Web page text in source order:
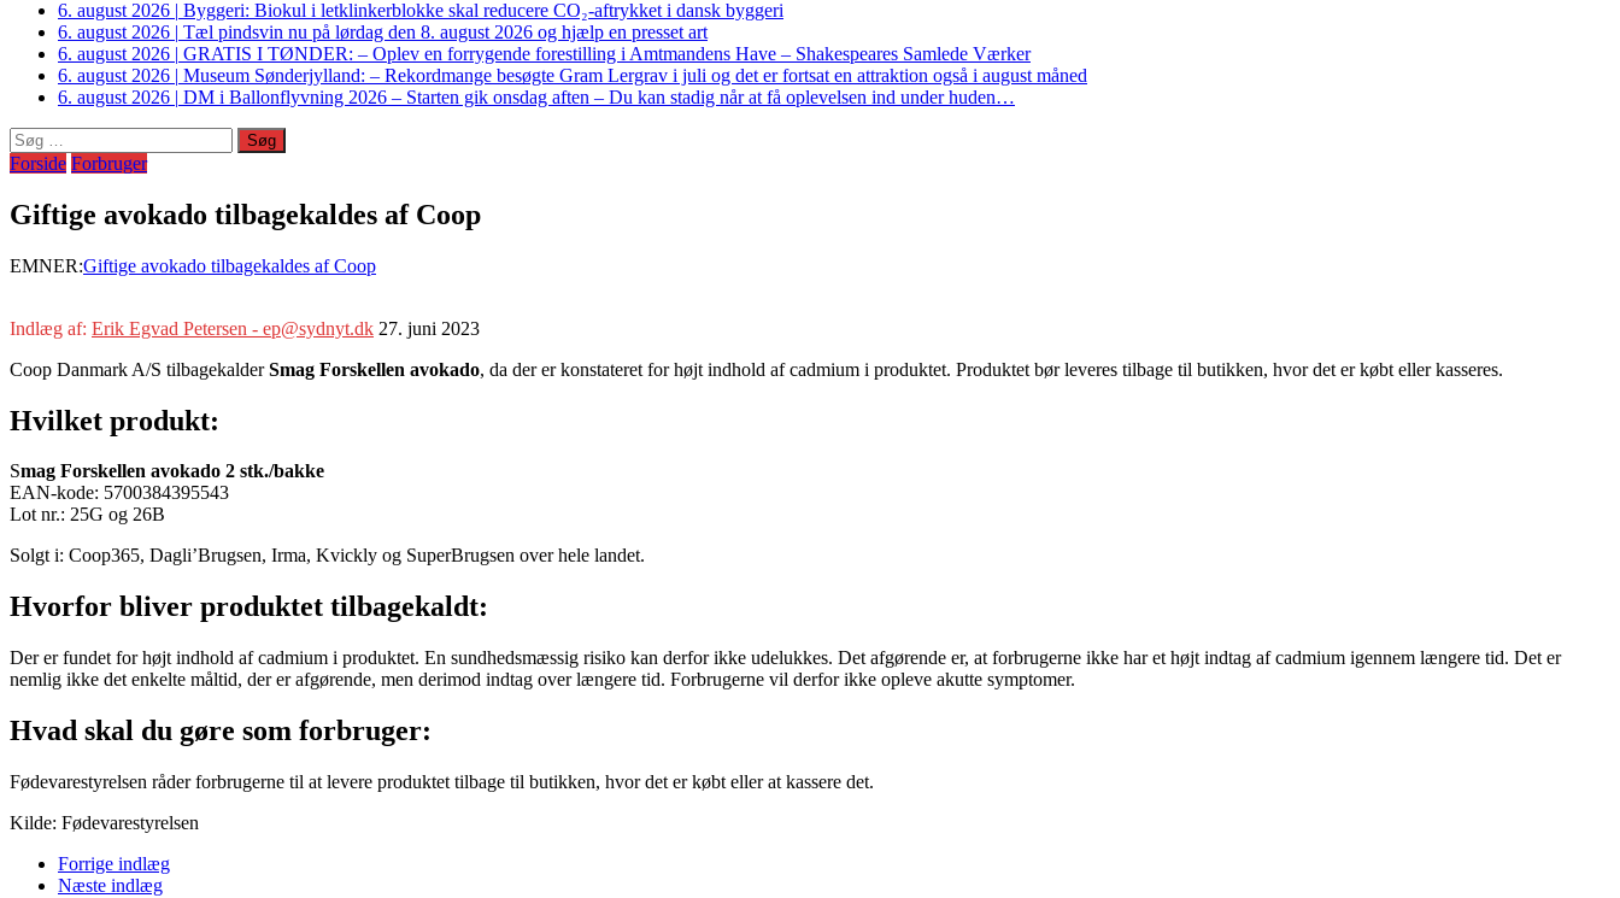
6. august 2026 | Byggeri: Biokul i letklinkerblokke skal reducere CO₂-aftrykket i dansk byggeri
6. august 2026 | Tæl pindsvin nu på lørdag den 8. august 2026 og hjælp en presset art
6. august 2026 | GRATIS I TØNDER: – Oplev en forrygende forestilling i Amtmandens Have – Shakespeares Samlede Værker
6. august 2026 | Museum Sønderjylland: – Rekordmange besøgte Gram Lergrav i juli og det er fortsat en attraktion også i august måned
6. august 2026 | DM i Ballonflyvning 2026 – Starten gik onsdag aften – Du kan stadig når at få oplevelsen ind under huden…
Søg
efter:
Forside Forbruger
Giftige avokado tilbagekaldes af Coop
EMNER:Giftige avokado tilbagekaldes af Coop
Indlæg af: Erik Egvad Petersen - ep@sydnyt.dk 27. juni 2023
Coop Danmark A/S tilbagekalderSmag Forskellen avokado, da der er konstateret for højt indhold af cadmium i produktet. Produktet bør leveres tilbage til butikken, hvor det er købt eller kasseres.
Hvilket produkt:
Smag Forskellen avokado 2 stk./bakke
EAN-kode: 5700384395543
Lot nr.: 25G og 26B
Solgt i: Coop365, Dagli’Brugsen, Irma, Kvickly og SuperBrugsen over hele landet.
Hvorfor bliver produktet tilbagekaldt:
Der er fundet for højt indhold af cadmium i produktet. En sundhedsmæssig risiko kan derfor ikke udelukkes. Det afgørende er, at forbrugerne ikke har et højt indtag af cadmium igennem længere tid. Det er
nemlig ikke det enkelte måltid, der er afgørende, men derimod indtag over længere tid. Forbrugerne vil derfor ikke opleve akutte symptomer.
Hvad skal du gøre som forbruger:
Fødevarestyrelsen råder forbrugerne til at levere produktet tilbage til butikken, hvor det er købt eller at kassere det.
Kilde: Fødevarestyrelsen
Forrige indlæg
Næste indlæg